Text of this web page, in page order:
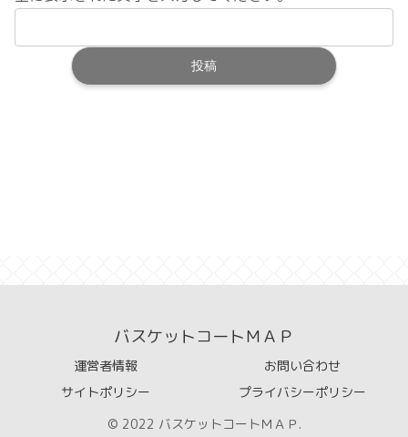
バスケットコートＭＡＰ
運営者情報
お問い合わせ
サイトポリシー
プライバシーポリシー
© 2022 バスケットコートＭＡＰ.